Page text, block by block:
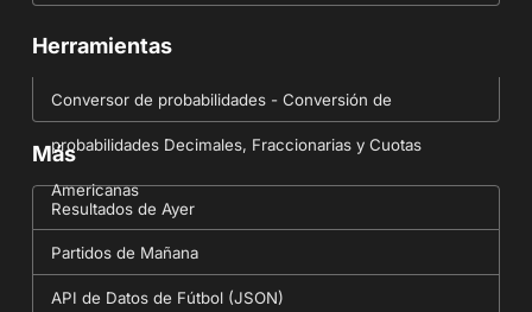
Herramientas
Conversor de probabilidades - Conversión de
probabilidades Decimales, Fraccionarias y Cuotas
Americanas
Más
Resultados de Ayer
Partidos de Mañana
API de Datos de Fútbol (JSON)